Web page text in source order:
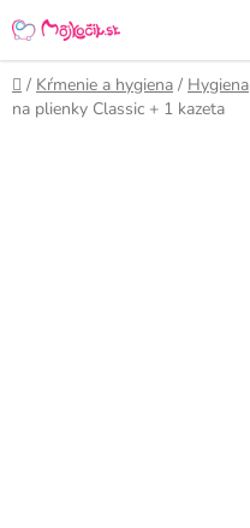
na
obsah
Domov
/ Kŕmenie a hygiena / Hygiena
na plienky Classic + 1 kazeta